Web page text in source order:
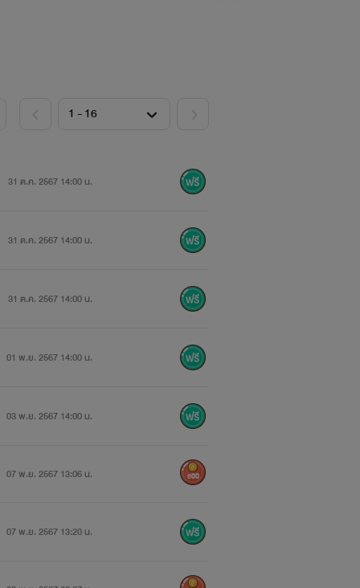
31 ต.ค. 2567 14:00 น.
31 ต.ค. 2567 14:00 น.
31 ต.ค. 2567 14:00 น.
01 พ.ย. 2567 14:00 น.
03 พ.ย. 2567 14:00 น.
07 พ.ย. 2567 13:06 น. 800
07 พ.ย. 2567 13:20 น.